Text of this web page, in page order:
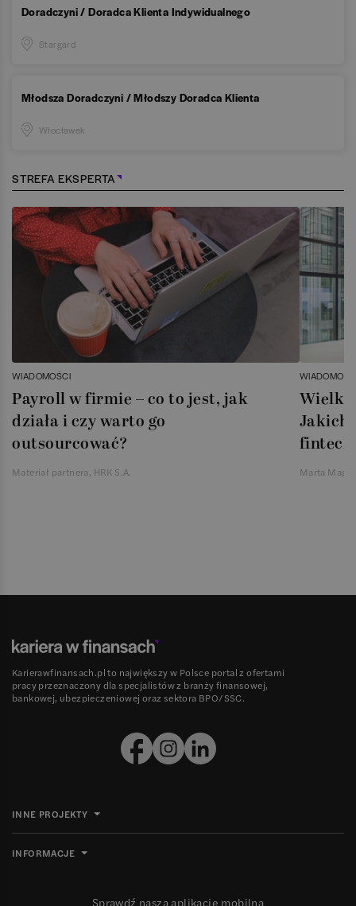
Doradczyni / Doradca Klienta Indywidualnego
Stargard
Młodsza Doradczyni / Młodszy Doradca Klienta
Włocławek
STREFA EKSPERTA
WIADOMOŚCI
Payroll w firmie – co to jest, jak
działa i czy warto go
outsourcować?
Materiał partnera, HRK S.A.
Jakich
Marta
Karierawfinansach.pl to największy w Polsce portal z ofertami
pracy przeznaczony dla specjalistów z branży finansowej,
bankowej, ubezpieczeniowej oraz sektora BPO/SSC.
INNE PROJEKTY
INFORMACJE
Sprawdź naszą aplikację mobilną